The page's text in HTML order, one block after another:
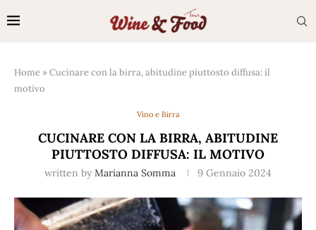
Home »Cucinare con la birra, abitudine piuttosto diffusa: il
motivo
Vino e Birra
CUCINARE CON LA BIRRA, ABITUDINE
PIUTTOSTO DIFFUSA: IL MOTIVO
written by Marianna Somma 9 Gennaio 2024